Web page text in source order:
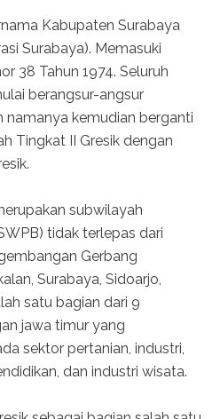
Kabupaten Surabaya
Surabaya). Memasuki
38 Tahun 1974. Seluruh
berangsur-angsur
namanya kemudian berganti
Tingkat II Gresik dengan
subwilayah
tidak terlepas dari
Gerbang
Surabaya, Sidoarjo,
satu bagian dari 9
jawa timur yang
sektor pertanian, industri,
dan industri wisata.